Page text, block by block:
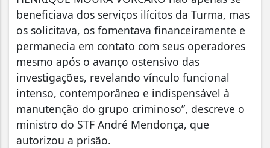
beneficiava dos serviços ilícitos da Turma, mas
os solicitava, os fomentava financeiramente e
permanecia em contato com seus operadores
mesmo após o avanço ostensivo das
investigações, revelando vínculo funcional
intenso, contemporâneo e indispensável à
manutenção do grupo criminoso”, descreve o
ministro do STF André Mendonça, que
autorizou a prisão.